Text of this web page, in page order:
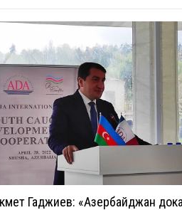
Гаджиев: «Азербайджан